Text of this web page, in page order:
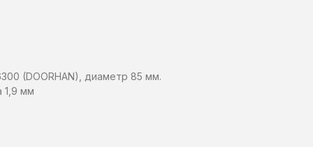
(DOORHAN), диаметр 85 мм.
1,9 мм